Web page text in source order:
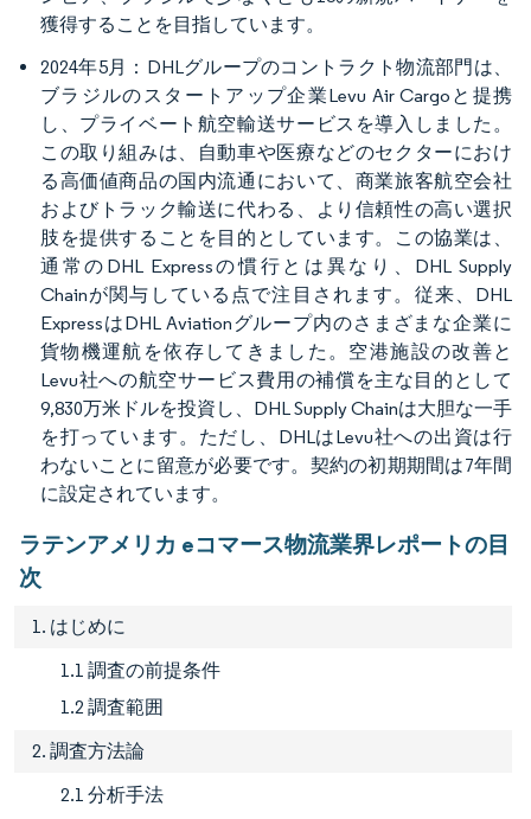
獲得することを目指しています。
2024年5月：DHLグループのコントラクト物流部門は、
ブラジルのスタートアップ企業Levu Air Cargoと提携
し、プライベート航空輸送サービスを導入しました。
この取り組みは、自動車や医療などのセクターにおけ
る高価値商品の国内流通において、商業旅客航空会社
およびトラック輸送に代わる、より信頼性の高い選択
肢を提供することを目的としています。この協業は、
通常のDHL Expressの慣行とは異なり、DHL Supply
Chainが関与している点で注目されます。従来、DHL
ExpressはDHL Aviationグループ内のさまざまな企業に
貨物機運航を依存してきました。空港施設の改善と
Levu社への航空サービス費用の補償を主な目的として
9,830万米ドルを投資し、DHL Supply Chainは大胆な一手
を打っています。ただし、DHLはLevu社への出資は行
わないことに留意が必要です。契約の初期期間は7年間
に設定されています。
ラテンアメリカ eコマース物流業界レポートの目
次
1. はじめに
1.1 調査の前提条件
1.2 調査範囲
2. 調査方法論
2.1 分析手法